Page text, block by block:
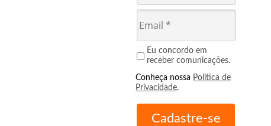
Eu concordo em
receber comunicações.
Conheça nossa Política de
Privacidade.